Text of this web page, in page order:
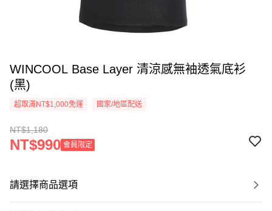
WINCOOL Base Layer 清涼感無袖透氣底衫
(黑)
超取滿NT$1,000免運 國家/地區配送
NT$1,180
NT$990 會員限定
請選擇商品選項